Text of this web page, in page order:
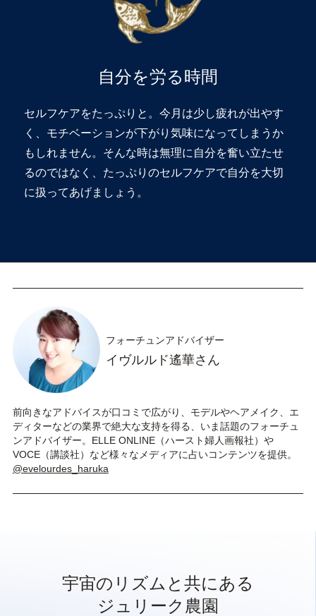
自分を労る時間
セルフケアをたっぷりと。今月は少し疲れが出やす
く、モチベーションが下がり気味になってしまうか
もしれません。そんな時は無理に自分を奮い立たせ
るのではなく、たっぷりのセルフケアで自分を大切
に扱ってあげましょう。
フォーチュンアドバイザー
イヴルルド遙華さん
前向きなアドバイスが口コミで広がり、モデルやヘアメイク、エ
ディターなどの業界で絶大な支持を得る、いま話題のフォーチュ
ンアドバイザー。ELLE ONLINE（ハースト婦人画報社）や
VOCE（講談社）など様々なメディアに占いコンテンツを提供。
@evelourdes_haruka
宇宙のリズムと共にある
ジュリーク農園